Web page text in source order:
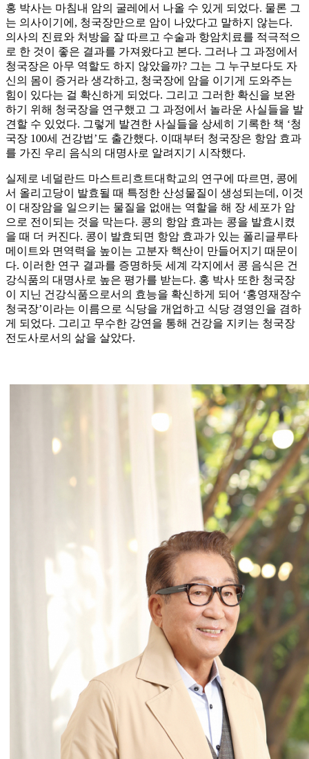
홍 박사는 마침내 암의 굴레에서 나올 수 있게 되었다. 물론 그
는 의사이기에, 청국장만으로 암이 나았다고 말하지 않는다.
의사의 진료와 처방을 잘 따르고 수술과 항암치료를 적극적으
로 한 것이 좋은 결과를 가져왔다고 본다. 그러나 그 과정에서
청국장은 아무 역할도 하지 않았을까? 그는 그 누구보다도 자
신의 몸이 증거라 생각하고, 청국장에 암을 이기게 도와주는
힘이 있다는 걸 확신하게 되었다. 그리고 그러한 확신을 보완
하기 위해 청국장을 연구했고 그 과정에서 놀라운 사실들을 발
견할 수 있었다. 그렇게 발견한 사실들을 상세히 기록한 책 ‘청
국장 100세 건강법’도 출간했다. 이때부터 청국장은 항암 효과
를 가진 우리 음식의 대명사로 알려지기 시작했다.
실제로 네덜란드 마스트리흐트대학교의 연구에 따르면, 콩에
서 올리고당이 발효될 때 특정한 산성물질이 생성되는데, 이것
이 대장암을 일으키는 물질을 없애는 역할을 해 장 세포가 암
으로 전이되는 것을 막는다. 콩의 항암 효과는 콩을 발효시켰
을 때 더 커진다. 콩이 발효되면 항암 효과가 있는 폴리글루타
메이트와 면역력을 높이는 고분자 핵산이 만들어지기 때문이
다. 이러한 연구 결과를 증명하듯 세계 각지에서 콩 음식은 건
강식품의 대명사로 높은 평가를 받는다. 홍 박사 또한 청국장
이 지닌 건강식품으로서의 효능을 확신하게 되어 ‘홍영재장수
청국장’이라는 이름으로 식당을 개업하고 식당 경영인을 겸하
게 되었다. 그리고 무수한 강연을 통해 건강을 지키는 청국장
전도사로서의 삶을 살았다.